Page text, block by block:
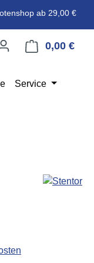
ab 29,00 €
0,00 €
Service